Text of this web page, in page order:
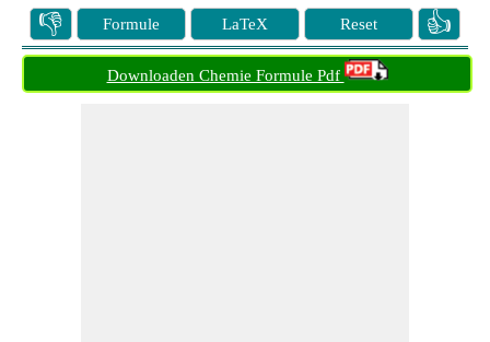
👎 Formule LaTeX Reset 👍
Downloaden Chemie Formule Pdf